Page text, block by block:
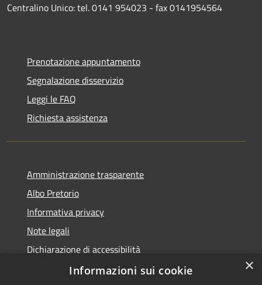
Centralino Unico: tel. 0141 954023 - fax 0141954564
Prenotazione appuntamento
Segnalazione disservizio
Leggi le FAQ
Richiesta assistenza
Amministrazione trasparente
Albo Pretorio
Informativa privacy
Note legali
Dichiarazione di accessibilità
×
Informazioni sui cookie